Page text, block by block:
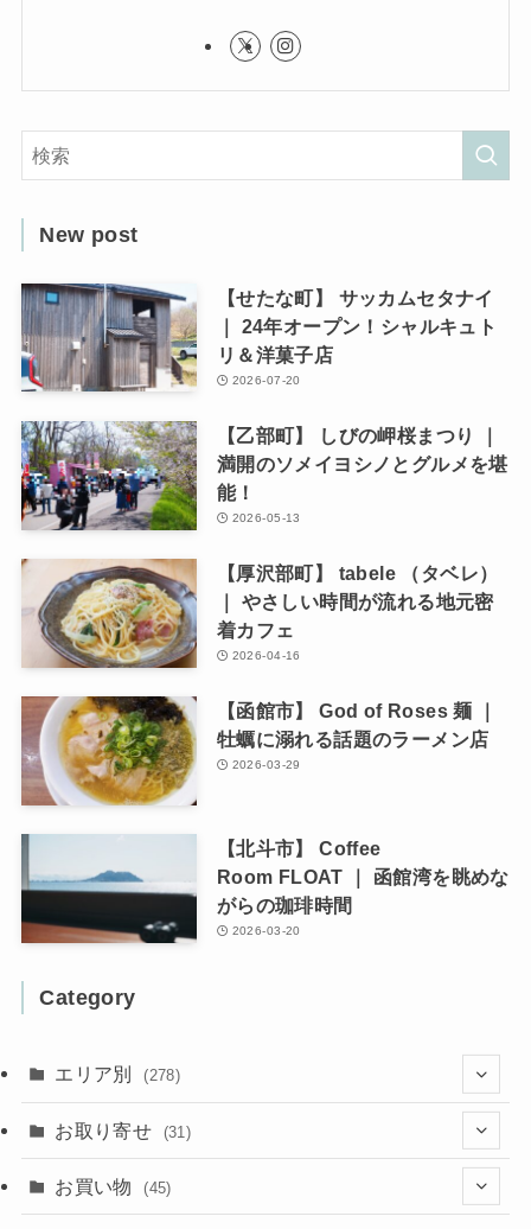
New post
【せたな町】 サッカムセタナイ
｜ 24年オープン！シャルキュト
リ＆洋菓子店
2026-07-20
【乙部町】 しびの岬桜まつり ｜
満開のソメイヨシノとグルメを堪
能！
2026-05-13
【厚沢部町】 tabele （タベレ）
｜ やさしい時間が流れる地元密
着カフェ
2026-04-16
【函館市】 God of Roses 麺 ｜
牡蠣に溺れる話題のラーメン店
2026-03-29
【北斗市】 Coffee
Room FLOAT ｜ 函館湾を眺めな
がらの珈琲時間
2026-03-20
Category
エリア別 (278)
(102)
(2)
(137)
お取り寄せ (31)
(4)
お買い物 (45)